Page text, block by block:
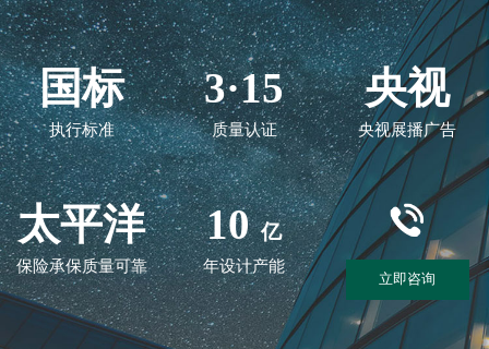
国标
执行标准
3·15
质量认证
央视
央视展播广告
太平洋
保险承保质量可靠
10 亿
年设计产能
立即咨询